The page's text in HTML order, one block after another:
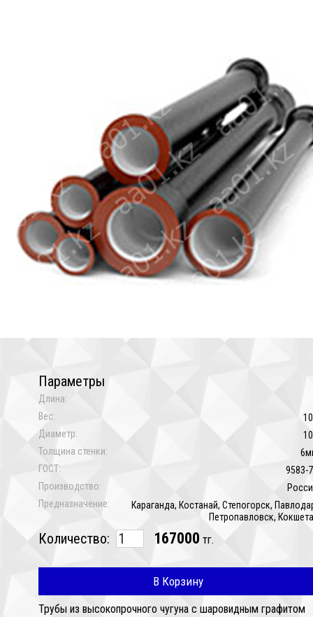
Параметры
Длина:
Вес:
Диаметр:
Толщина стенки:
ГОСТ:
9583-
Производство:
Предназначение:
Караганда, Костанай, Степогорск,
Петропавловск,
Количество: 167000 тг.
В Корзину
Трубы из высокопрочного чугуна с шаровидным графитом